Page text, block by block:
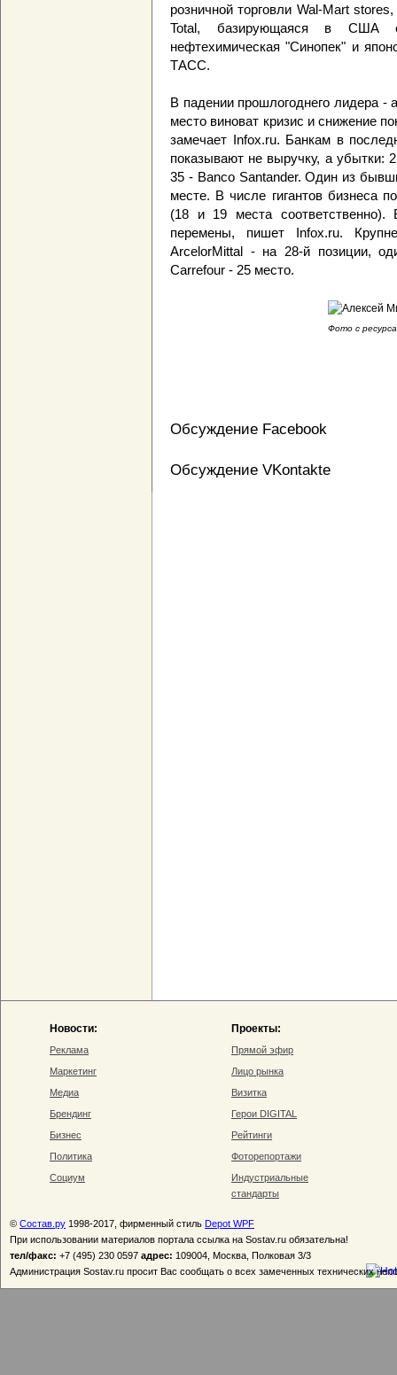
розничной торговли Wal-Mart
Total, базирующаяся в США
нефтехимическая "Синопек" и
ТАСС.
В падении прошлогоднего лидера -
место виноват кризис и снижение
замечает Infox.ru. Банкам в
показывают не выручку, а убытки:
35 - Banco Santander. Один из
месте. В числе гигантов бизнеса
(18 и 19 места
перемены, пишет Infox.ru.
ArcelorMittal - на 28-й позиции,
Carrefour - 25 место.
Фото с
Обсуждение Facebook
Обсуждение VKontakte
Новости:
Реклама
Маркетинг
Медиа
Брендинг
Бизнес
Политика
Социум
Проекты:
Прямой эфир
Лицо рынка
Визитка
Герои DIGITAL
Рейтинги
Фоторепортажи
Индустриальные
стандарты
© Состав.ру 1998-2017, фирменный стиль Depot WPF
При использовании материалов портала ссылка на Sostav.ru обязательна!
тел/факс: +7 (495) 230 0597 адрес: 109004, Москва, Полковая 3/3
Администрация Sostav.ru просит Вас сообщать о всех замеченных технических